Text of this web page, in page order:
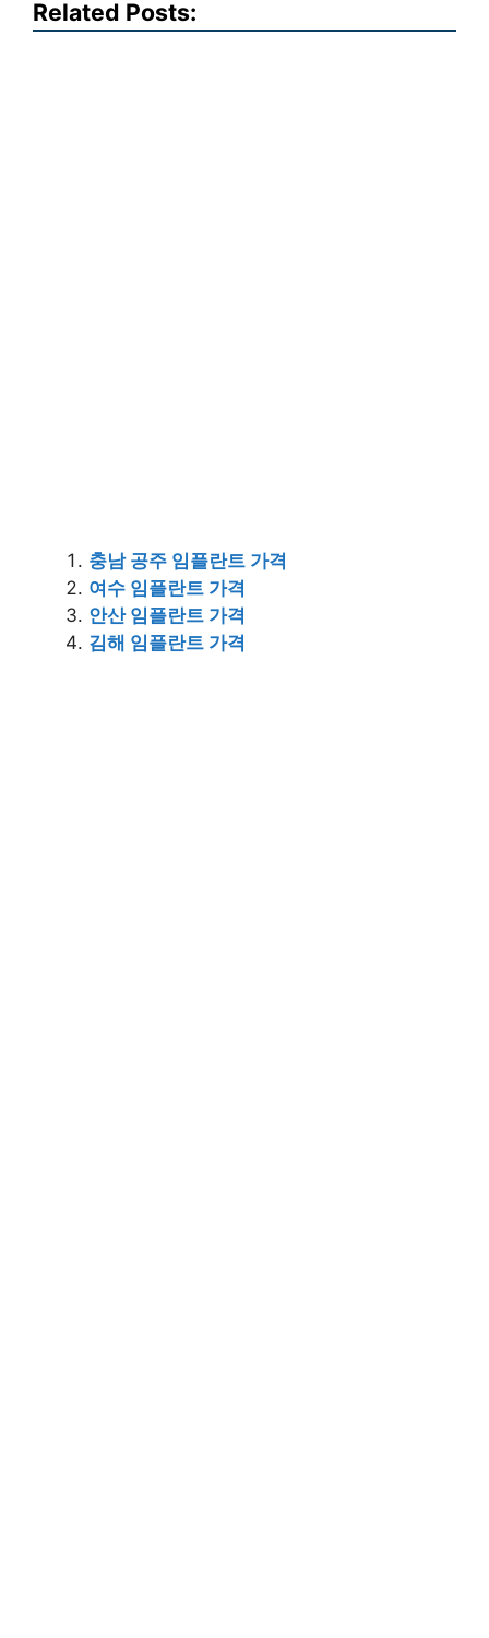
Related Posts:
충남 공주 임플란트 가격
여수 임플란트 가격
안산 임플란트 가격
김해 임플란트 가격